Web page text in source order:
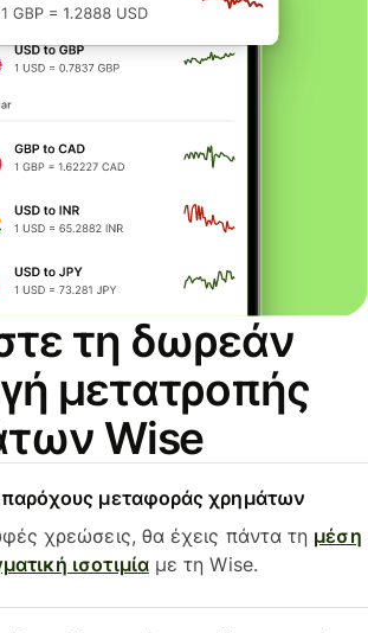
τη δωρεάν
μετατροπής
Wise
παρόχους μεταφοράς χρημάτων
χρεώσεις, θα έχεις πάντα τη μέση
ισοτιμίαμε τη Wise.